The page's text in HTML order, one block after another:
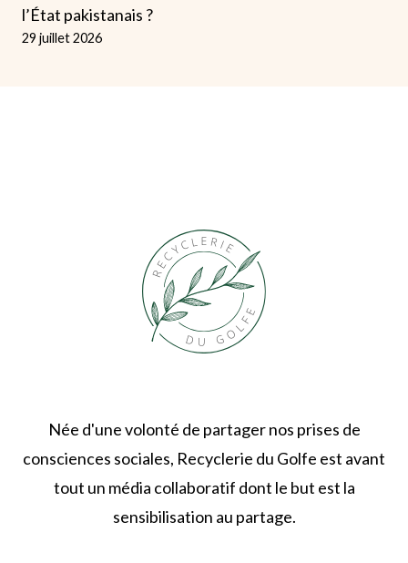
l’État pakistanais ?
29 juillet 2026
Née d'une volonté de partager nos prises de
consciences sociales, Recyclerie du Golfe est avant
tout un média collaboratif dont le but est la
sensibilisation au partage.